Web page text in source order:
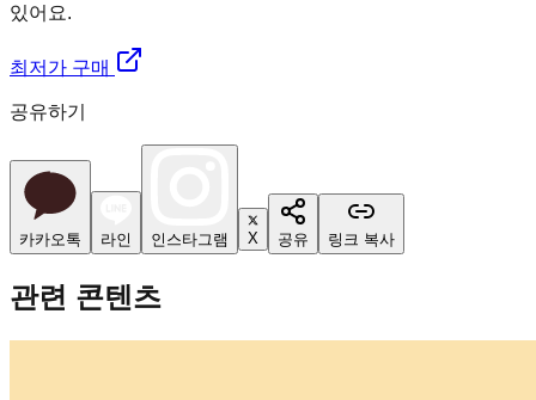
있어요.
최저가 구매
공유하기
카카오톡 라인 인스타그램 X 공유 링크 복사
관련 콘텐츠